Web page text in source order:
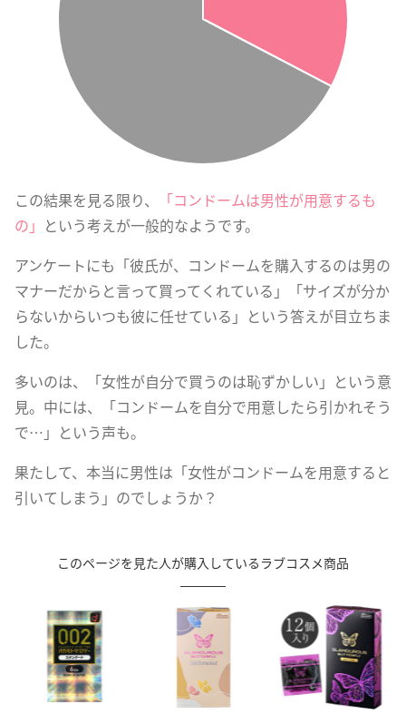
この結果を見る限り、
「コンドームは男性が用意するも
の」 という考えが一般的なようです。
アンケートにも「彼氏が、コンドームを購入するのは男の
マナーだからと言って買ってくれている」「サイズが分か
らないからいつも彼に任せている」という答えが目立ちま
した。
多いのは、「女性が自分で買うのは恥ずかしい」という意
見。中には、「コンドームを自分で用意したら引かれそう
で…」という声も。
果たして、本当に男性は「女性がコンドームを用意すると
引いてしまう」のでしょうか？
このページを見た人が購入しているラブコスメ商品